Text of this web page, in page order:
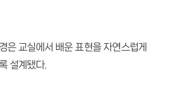
은 교실에서 배운 표현을 자연스럽게
설계됐다.